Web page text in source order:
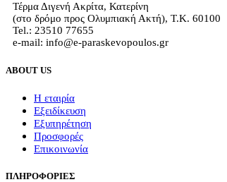
Τέρμα Διγενή Ακρίτα, Κατερίνη
(στο δρόμο προς Ολυμπιακή Ακτή), Τ.Κ. 60100
Tel.: 23510 77655
e-mail: info@e-paraskevopoulos.gr
ABOUT US
Η εταιρία
Εξειδίκευση
Εξυπηρέτηση
Προσφορές
Επικοινωνία
ΠΛΗΡΟΦΟΡΙΕΣ